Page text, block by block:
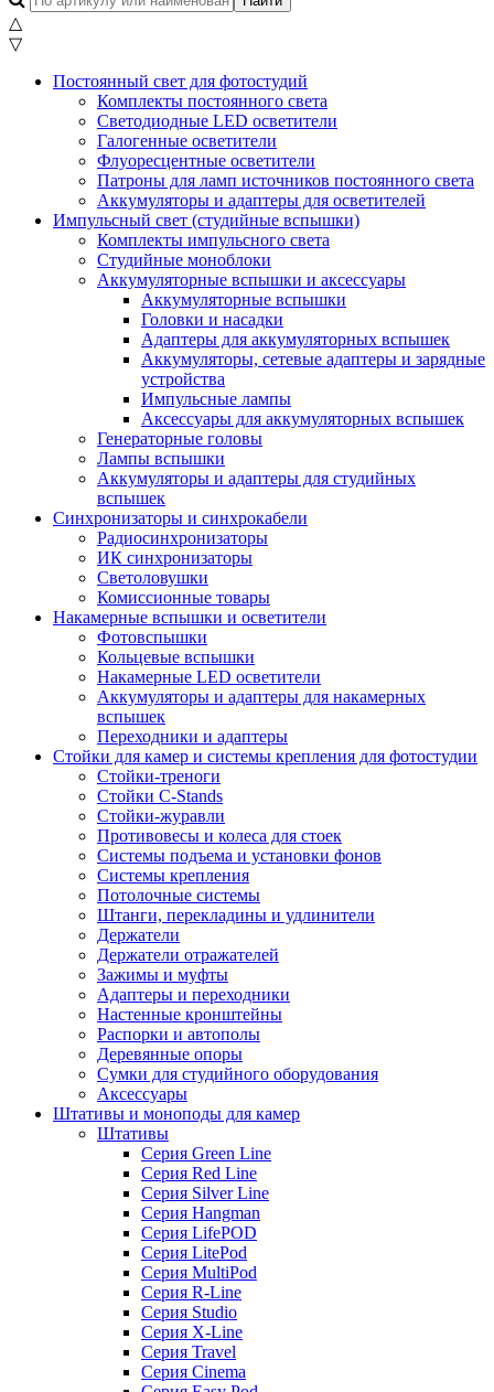
△
▽
Постоянный свет для фотостудий
Комплекты постоянного света
Светодиодные LED осветители
Галогенные осветители
Флуоресцентные осветители
Патроны для ламп источников постоянного света
Аккумуляторы и адаптеры для осветителей
Импульсный свет (студийные вспышки)
Комплекты импульсного света
Студийные моноблоки
Аккумуляторные вспышки и аксессуары
Аккумуляторные вспышки
Головки и насадки
Адаптеры для аккумуляторных вспышек
Аккумуляторы, сетевые адаптеры и зарядные
устройства
Импульсные лампы
Аксессуары для аккумуляторных вспышек
Генераторные головы
Лампы вспышки
Аккумуляторы и адаптеры для студийных
вспышек
Синхронизаторы и синхрокабели
Радиосинхронизаторы
ИК синхронизаторы
Светоловушки
Комиссионные товары
Накамерные вспышки и осветители
Фотовспышки
Кольцевые вспышки
Накамерные LED осветители
Аккумуляторы и адаптеры для накамерных
вспышек
Переходники и адаптеры
Стойки для камер и системы крепления для фотостудии
Стойки-треноги
Стойки C-Stands
Стойки-журавли
Противовесы и колеса для стоек
Системы подъема и установки фонов
Системы крепления
Потолочные системы
Штанги, перекладины и удлинители
Держатели
Держатели отражателей
Зажимы и муфты
Адаптеры и переходники
Настенные кронштейны
Распорки и автополы
Деревянные опоры
Сумки для студийного оборудования
Аксессуары
Штативы и моноподы для камер
Штативы
Серия Green Line
Серия Red Line
Серия Silver Line
Серия Hangman
Серия LifePOD
Серия LitePod
Серия MultiPod
Серия R-Line
Серия Studio
Серия X-Line
Серия Travel
Серия Cinema